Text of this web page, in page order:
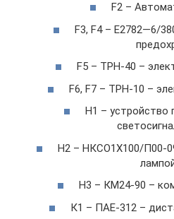
F2 –
F3, F4 – Е2782—6/
F5 – ТРН-40 –
F6, F7 – ТРН-10 –
Н1 – устройство
Н2 – НКСО1Х100/П00-
Н3 – КМ24-90 –
К1 – ПАЕ-312 –